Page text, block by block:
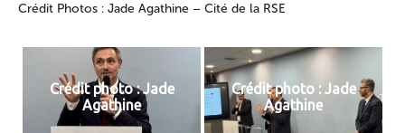
Crédit Photos : Jade Agathine – Cité de la RSE
Crédit photo : Jade
Agathine
Crédit photo : Jade
Agathine